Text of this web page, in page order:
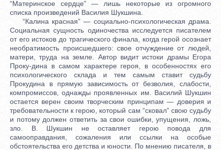
“Материнское сердце” — лишь некоторые из огромного
списка произведений Василия Шукшина.
“Калина красная” — социально-психологическая драма.
Социальная сущность одиночества исследуется писателем
от его истоков до трагического финала, когда герой осознает
необратимость происшедшего: свое отчуждение от людей,
матери, труда на земле. Автор видит истоки драмы Егора
Проку-дина в самом характере героя, в особенностях его
психологического склада и тем самым ставит судьбу
Прокудина в прямую зависимость от безволия, слабости,
компромиссов, однажды проявленных им. Василий Шукшин
остается верен своим творческим принципам — доверия и
требовательности к герою, который сам “сковал” свою судьбу
и потому должен ответить за свои ошибки, упущения, ложь,
зло. В. Шукшин не оставляет герою повода для
самооправдания, сожаления или ссылки на особые
обстоятельства его детства и юности. По мнению писателя, в